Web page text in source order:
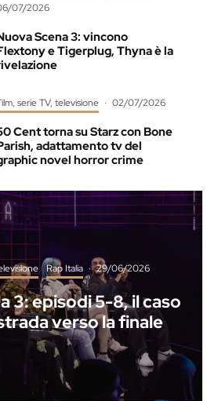
07/2026
Scena 3: vincono
e Tigerplug, Thyna è la
serie TV, televisione · 02/07/2026
Cent torna su Starz con Bone
adattamento tv del
novel horror crime
Rap Italia · 29/06/2026
3: episodi 5-8, il caso
verso la finale